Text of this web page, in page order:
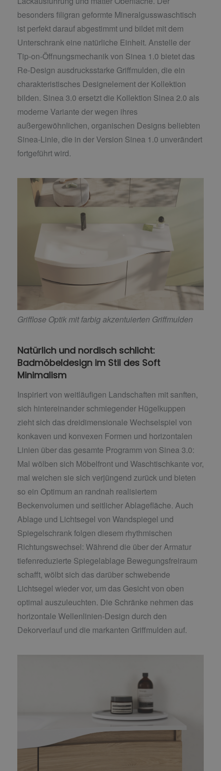
besonders filigran geformte Mineralgusswaschtisch
ist perfekt darauf abgestimmt und bildet mit dem
Unterschrank eine natürliche Einheit. Anstelle der
Tip-on-Öffnungsmechanik von Sinea 1.0 bietet das
Re-Design ausdrucksstarke Griffmulden, die ein
charakteristisches Designelement der Kollektion
bilden. Sinea 3.0 ersetzt die Kollektion Sinea 2.0 als
moderne Variante der wegen ihres
außergewöhnlichen, organischen Designs beliebten
Sinea-Linie, die in der Version Sinea 1.0 unverändert
fortgeführt wird.
Grifflose Optik mit farbig akzentuierten Griffmulden
Natürlich und nordisch schlicht:
Badmöbeldesign im Stil des Soft
Minimalism
Inspiriert von weitläufigen Landschaften mit sanften,
sich hintereinander schmiegender Hügelkuppen
zieht sich das dreidimensionale Wechselspiel von
konkaven und konvexen Formen und horizontalen
Linien über das gesamte Programm von Sinea 3.0:
Mal wölben sich Möbelfront und Waschtischkante vor,
mal weichen sie sich verjüngend zurück und bieten
so ein Optimum an randnah realisiertem
Beckenvolumen und seitlicher Ablagefläche. Auch
Ablage und Lichtsegel von Wandspiegel und
Spiegelschrank folgen diesem rhythmischen
Richtungswechsel: Während die über der Armatur
tiefenreduzierte Spiegelablage Bewegungsfreiraum
schafft, wölbt sich das darüber schwebende
Lichtsegel wieder vor, um das Gesicht von oben
optimal auszuleuchten. Die Schränke nehmen das
horizontale Wellenlinien-Design durch den
Dekorverlauf und die markanten Griffmulden auf.